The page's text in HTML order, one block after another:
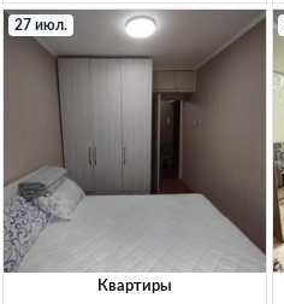
зал), пласт. окна, бронир. дверь,
после косм. ремо
27 июл.
Квартиры